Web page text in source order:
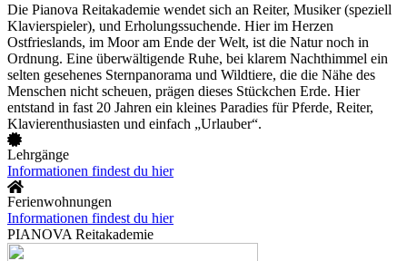
Die Pianova Reitakademie wendet sich an Reiter, Musiker (speziell
Klavierspieler), und Erholungssuchende. Hier im Herzen
Ostfrieslands, im Moor am Ende der Welt, ist die Natur noch in
Ordnung. Eine überwältigende Ruhe, bei klarem Nachthimmel ein
selten gesehenes Sternpanorama und Wildtiere, die die Nähe des
Menschen nicht scheuen, prägen dieses Stückchen Erde. Hier
entstand in fast 20 Jahren ein kleines Paradies für Pferde, Reiter,
Klavierenthusiasten und einfach „Urlauber“.
Lehrgänge
Informationen findest du hier
Ferienwohnungen
Informationen findest du hier
PIANOVA Reitakademie